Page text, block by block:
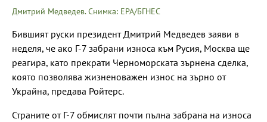
Дмитрий Медведев. Снимка: EPA/БГНЕС
Бившият руски президент Дмитрий Медведев заяви в
неделя, че ако Г-7 забрани износа към Русия, Москва ще
реагира, като прекрати Черноморската зърнена сделка,
която позволява жизненоважен износ на зърно от
Украйна, предава Ройтерс.
Страните от Г-7 обмислят почти пълна забрана на износа